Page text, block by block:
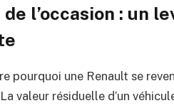
l’occasion : un
pourquoi une Renault se
valeur résiduelle d’un